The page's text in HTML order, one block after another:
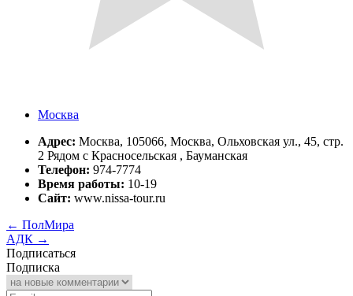
Москва
Адрес: Москва, 105066, Москва, Ольховская ул., 45, стр.
2 Рядом с Красносельская , Бауманская
Телефон: 974-7774
Время работы: 10-19
Сайт: www.nissa-tour.ru
← ПолМира
АДК →
Подписаться
Подписка